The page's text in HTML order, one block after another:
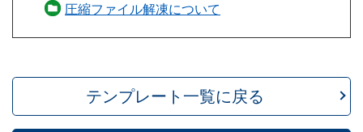
圧縮ファイル解凍について
テンプレート 一覧に戻る